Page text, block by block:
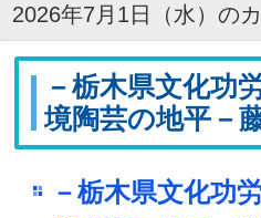
2026年7月1日（水）の
－栃木県文化
境陶芸の地平－
－栃木県文化功